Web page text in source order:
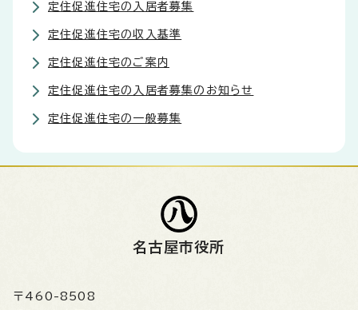
定住促進住宅の入居者募集
定住促進住宅の収入基準
定住促進住宅のご案内
定住促進住宅の入居者募集のお知らせ
定住促進住宅の一般募集
名古屋市役所
〒460-8508